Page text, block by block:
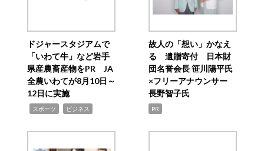
ドジャースタジアムで
「いわて牛」など岩手
県産農畜産物をPR JA
全農いわてが8月10日～
12日に実施
スポーツ ビジネス
故人の「想い」かなえ
る 遺贈寄付 日本財
団名誉会長 笹川陽平氏
×フリーアナウンサー
長野智子氏
PR